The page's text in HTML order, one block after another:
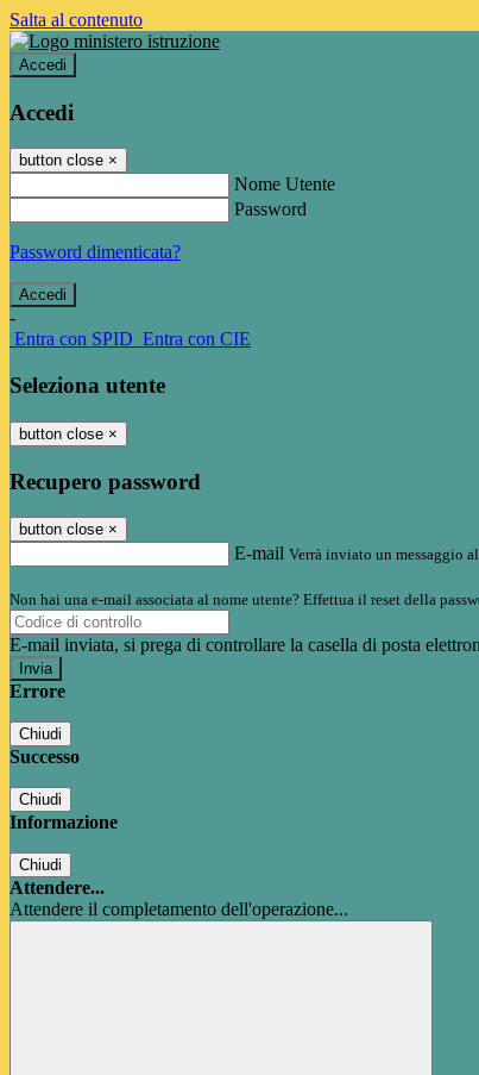
Salta al contenuto
Accedi
Accedi
button close ×
Nome Utente
Password
Password dimenticata?
-
Entra con SPID Entra con CIE
Seleziona utente
button close ×
Recupero password
button close ×
E-mail Verrà inviato un messaggio
Non hai una e-mail associata al nome utente? Effettua il reset della
E-mail inviata, si prega di controllare la casella di posta
Errore
Chiudi
Successo
Chiudi
Informazione
Chiudi
Attendere...
Attendere il completamento dell'operazione...